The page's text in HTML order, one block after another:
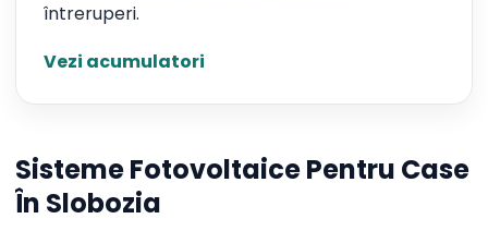
întreruperi.
Vezi acumulatori
Sisteme Fotovoltaice Pentru Case
În Slobozia